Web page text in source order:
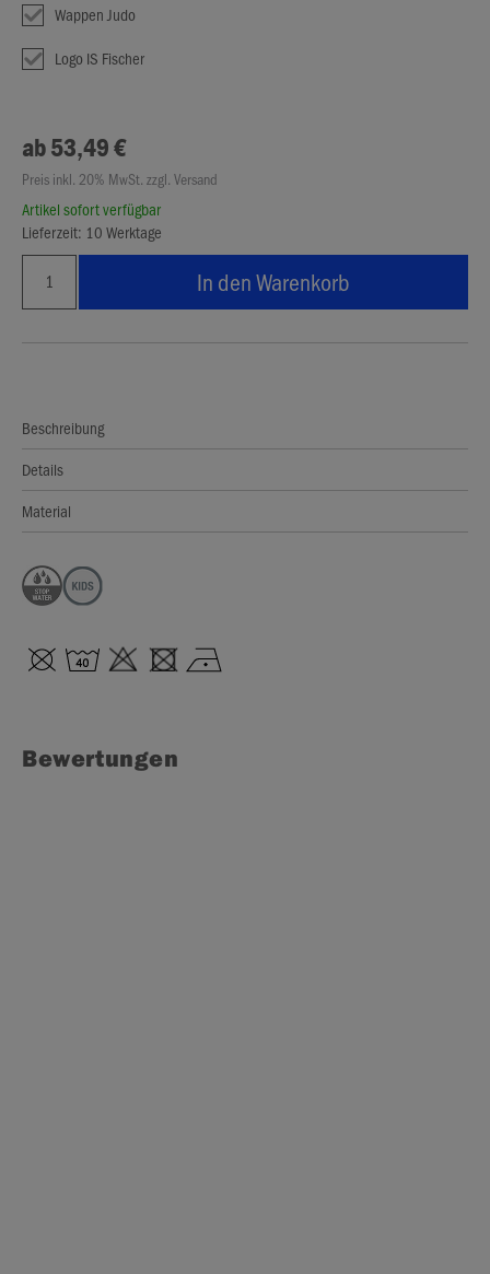
Wappen Judo
Logo IS Fischer
ab 53,49 €
Preis inkl. 20% MwSt. zzgl. Versand
Artikel sofort verfügbar
Lieferzeit: 10 Werktage
In den Warenkorb
Beschreibung
Details
Material
Bewertungen